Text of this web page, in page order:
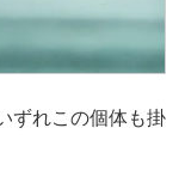
ずれこの個体も掛